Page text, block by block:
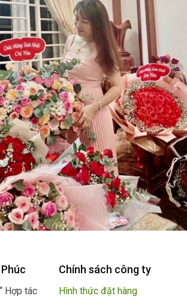
Hợp tác
Chính sách công ty
Hình thức đặt hàng